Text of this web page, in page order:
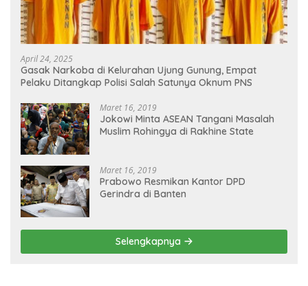
April 24, 2025
Gasak Narkoba di Kelurahan Ujung Gunung, Empat
Pelaku Ditangkap Polisi Salah Satunya Oknum PNS
Maret 16, 2019
Jokowi Minta ASEAN Tangani Masalah
Muslim Rohingya di Rakhine State
Maret 16, 2019
Prabowo Resmikan Kantor DPD
Gerindra di Banten
Selengkapnya